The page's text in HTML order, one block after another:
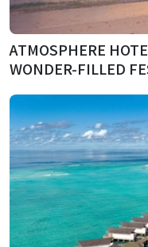
ATMOSPHERE
WONDER-FILLED